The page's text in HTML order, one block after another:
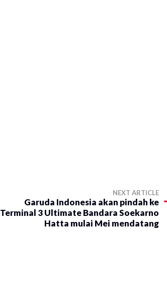
NEXT ARTICLE
Garuda Indonesia akan pindah ke
Terminal 3 Ultimate Bandara Soekarno
Hatta mulai Mei mendatang